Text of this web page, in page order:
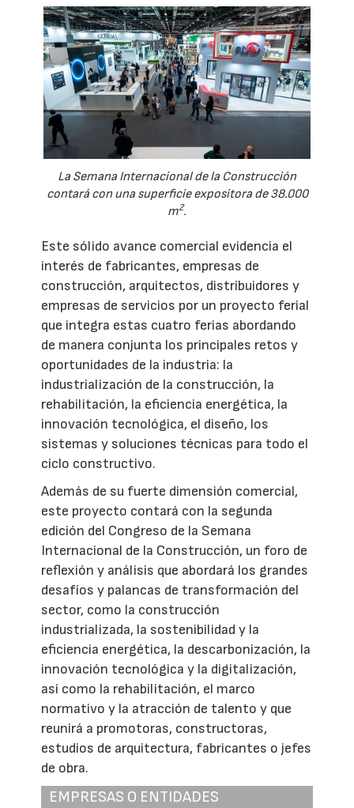
La Semana Internacional de la Construcción
contará con una superficie expositora de 38.000
m2.
Este sólido avance comercial evidencia el
interés de fabricantes, empresas de
construcción, arquitectos, distribuidores y
empresas de servicios por un proyecto ferial
que integra estas cuatro ferias abordando
de manera conjunta los principales retos y
oportunidades de la industria: la
industrialización de la construcción, la
rehabilitación, la eficiencia energética, la
innovación tecnológica, el diseño, los
sistemas y soluciones técnicas para todo el
ciclo constructivo.
Además de su fuerte dimensión comercial,
este proyecto contará con la segunda
edición del Congreso de la Semana
Internacional de la Construcción, un foro de
reflexión y análisis que abordará los grandes
desafíos y palancas de transformación del
sector, como la construcción
industrializada, la sostenibilidad y la
eficiencia energética, la descarbonización, la
innovación tecnológica y la digitalización,
así como la rehabilitación, el marco
normativo y la atracción de talento y que
reunirá a promotoras, constructoras,
estudios de arquitectura, fabricantes o jefes
de obra.
EMPRESAS O ENTIDADES